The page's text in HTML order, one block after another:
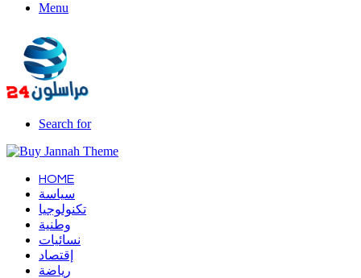
Menu
Search for
HOME
سياسة
تكنولوجيا
وطنية
نسائيات
إقتصاد
رياضة